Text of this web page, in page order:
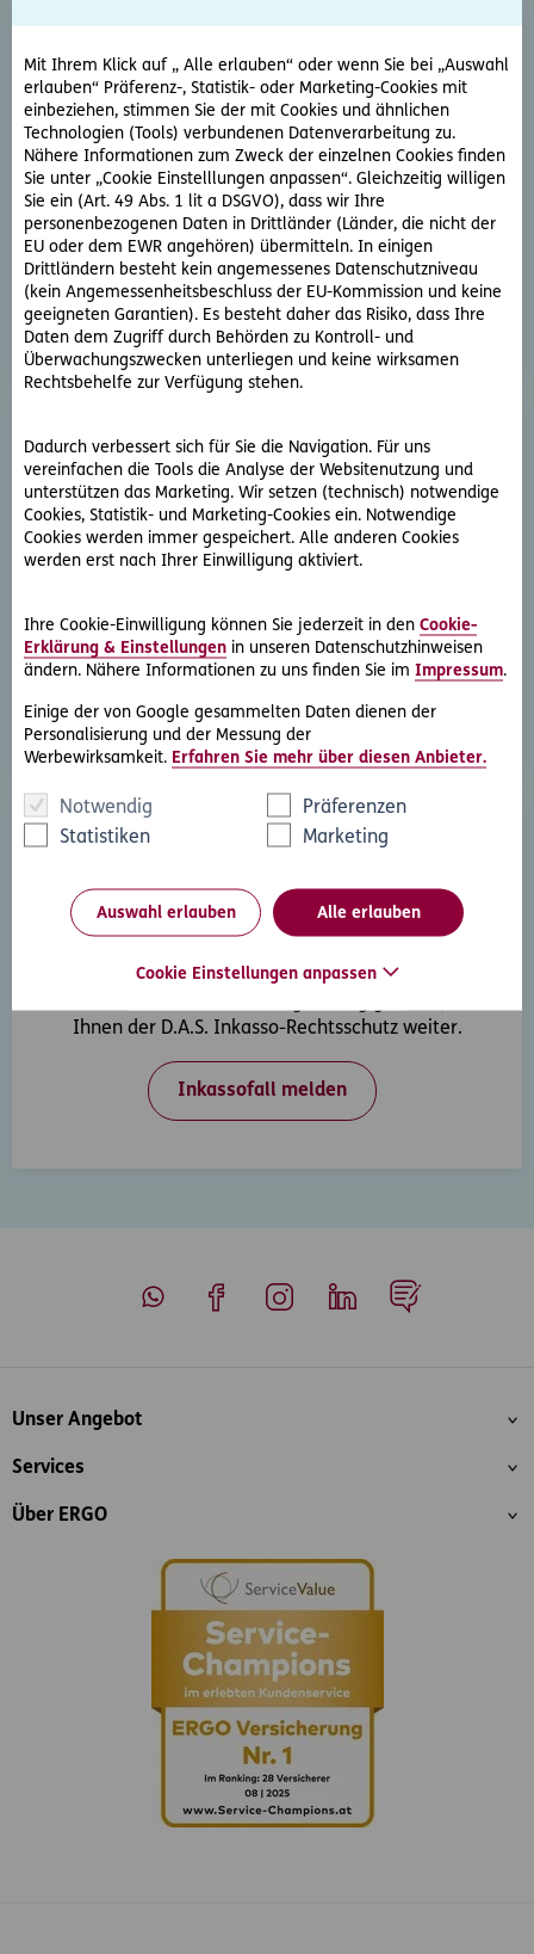
Mit Ihrem Klick auf „ Alle erlauben“ oder wenn Sie bei „Auswahl
erlauben“ Präferenz-, Statistik- oder Marketing-Cookies mit
einbeziehen, stimmen Sie der mit Cookies und ähnlichen
Technologien (Tools) verbundenen Datenverarbeitung zu.
Nähere Informationen zum Zweck der einzelnen Cookies finden
Sie unter „Cookie Einstelllungen anpassen“. Gleichzeitig willigen
Sie ein (Art. 49 Abs. 1 lit a DSGVO), dass wir Ihre
personenbezogenen Daten in Drittländer (Länder, die nicht der
EU oder dem EWR angehören) übermitteln. In einigen
Drittländern besteht kein angemessenes Datenschutzniveau
(kein Angemessenheitsbeschluss der EU-Kommission und keine
geeigneten Garantien). Es besteht daher das Risiko, dass Ihre
Daten dem Zugriff durch Behörden zu Kontroll- und
Überwachungszwecken unterliegen und keine wirksamen
Rechtsbehelfe zur Verfügung stehen.
Dadurch verbessert sich für Sie die Navigation. Für uns
vereinfachen die Tools die Analyse der Websitenutzung und
unterstützen das Marketing. Wir setzen (technisch) notwendige
Cookies, Statistik- und Marketing-Cookies ein. Notwendige
Cookies werden immer gespeichert. Alle anderen Cookies
werden erst nach Ihrer Einwilligung aktiviert.
Ihre Cookie-Einwilligung können Sie jederzeit in den Cookie-
Erklärung & Einstellungen in unseren Datenschutzhinweisen
ändern. Nähere Informationen zu uns finden Sie im Impressum.
Einige der von Google gesammelten Daten dienen der
Personalisierung und der Messung der
Werbewirksamkeit. Erfahren Sie mehr über diesen Anbieter.
Notwendig
Präferenzen
Statistiken
Marketing
Auswahl erlauben Alle erlauben
Cookie Einstellungen anpassen
Rechtsberatung
Sie haben ein rechtliche Frage? Unsere Rechtsexperten
beantworten diese gerne und schnell.
Rechtsfrage stellen
D.A.S. Direkthilfe®
oder streben eine außergerichtliche Lösung an
Inkasso-Rechtsschutz
Ihnen der D.A.S. Inkasso-Rechtsschutz weiter.
Inkassofall melden
Inhaltsübersicht
Unser Angebot
Services
Über ERGO